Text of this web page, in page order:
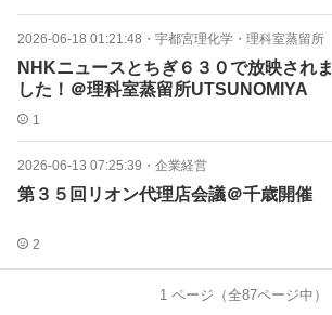
2026-06-18 01:21:48 ・ 宇都宮理化学・理科室蒸留所
NHKニュースとちぎ６３０で放映されま
した！＠理科室蒸留所UTSUNOMIYA
1
2026-06-13 07:25:39 ・ 企業経営
第３５回リオン代理店会議＠千歳開催
2
1ページ（全87ページ中）